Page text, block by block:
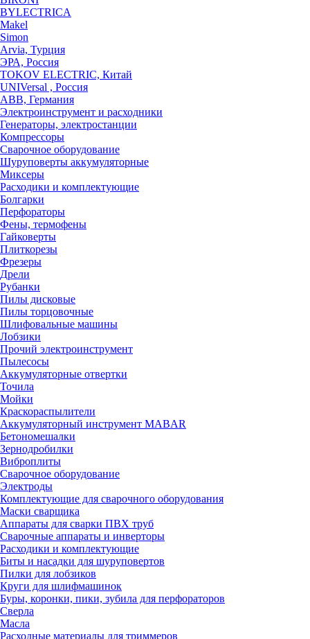
BYLECTRICA
Makel
Simon
Arvia, Турция
ЭРА, Россия
TOKOV ELECTRIC, Китай
UNIVersal , Россия
ABB, Германия
Электроинструмент и расходники
Генераторы, электростанции
Компрессоры
Сварочное оборудование
Шуруповерты аккумуляторные
Миксеры
Расходики и комплектующие
Болгарки
Перфораторы
Фены, термофены
Гайковерты
Плиткорезы
Фрезеры
Дрели
Рубанки
Пилы дисковые
Пилы торцовочные
Шлифовальные машины
Лобзики
Прочий электроинструмент
Пылесосы
Аккумуляторные отвертки
Точила
Мойки
Краскораспылители
Аккумуляторный инструмент MABAR
Бетономешалки
Зернодробилки
Виброплиты
Сварочное оборудование
Электроды
Комплектующие для сварочного оборудования
Маски сварщика
Аппараты для сварки ПВХ труб
Сварочные аппараты и инверторы
Расходики и комплектующие
Биты и насадки для шуруповертов
Пилки для лобзиков
Круги для шлифмашинок
Буры, коронки, пики, зубила для перфораторов
Сверла
Масла
Расходные материалы для триммеров